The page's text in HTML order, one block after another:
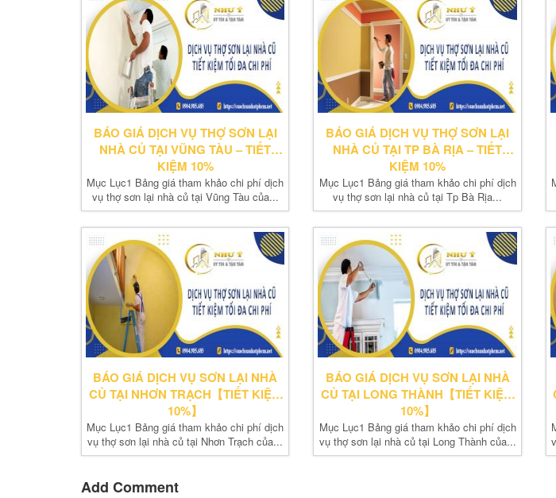
BÁO GIÁ DỊCH VỤ THỢ SƠN LẠI
NHÀ CỦ TẠI VŨNG TÀU – TIẾT
KIỆM 10%
Mục Lục1 Bảng giá tham khảo chi phí dịch
vụ thợ sơn lại nhà củ tại Vũng Tàu của...
BÁO GIÁ DỊCH VỤ THỢ SƠN LẠI
NHÀ CỦ TẠI TP BÀ RỊA – TIẾT
KIỆM 10%
Mục Lục1 Bảng giá tham khảo chi phí dịch
vụ thợ sơn lại nhà củ tại Tp Bà Rịa...
BÁO GIÁ DỊCH VỤ SƠN LẠI NHÀ
CỦ TẠI NHƠN TRẠCH【TIẾT KIỆM
10%】
Mục Lục1 Bảng giá tham khảo chi phí dịch
vụ thợ sơn lại nhà củ tại Nhơn Trạch của...
BÁO GIÁ DỊCH VỤ SƠN LẠI NHÀ
CỦ TẠI LONG THÀNH【TIẾT KIỆM
10%】
Mục Lục1 Bảng giá tham khảo chi phí dịch
vụ thợ sơn lại nhà củ tại Long Thành của...
Add Comment